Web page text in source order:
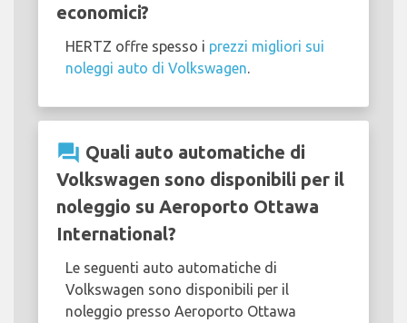
economici?
HERTZ offre spesso i prezzi migliori sui
noleggi auto di Volkswagen
question_answer Quali auto automatiche di
Volkswagen sono disponibili per il
noleggio su Aeroporto Ottawa
International?
Le seguenti auto automatiche di
Volkswagen sono disponibili per il
noleggio presso Aeroporto Ottawa